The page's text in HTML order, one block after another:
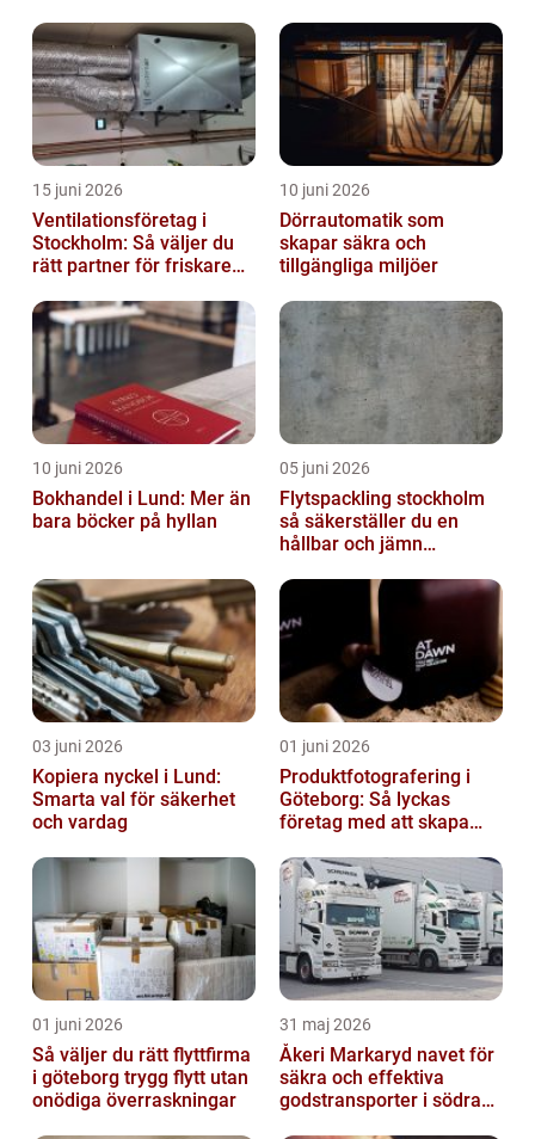
15 juni 2026
Ventilationsföretag i
Stockholm: Så väljer du
rätt partner för friskare
10 juni 2026
Dörrautomatik som
skapar säkra och
tillgängliga miljöer
10 juni 2026
Bokhandel i Lund: Mer än
bara böcker på hyllan
05 juni 2026
Flytspackling stockholm
så säkerställer du en
hållbar och jämn
03 juni 2026
Kopiera nyckel i Lund:
Smarta val för säkerhet
och vardag
01 juni 2026
Produktfotografering i
Göteborg: Så lyckas
företag med att skapa
01 juni 2026
Så väljer du rätt flyttfirma
i göteborg trygg flytt utan
onödiga överraskningar
31 maj 2026
Åkeri Markaryd navet för
säkra och effektiva
godstransporter i södra